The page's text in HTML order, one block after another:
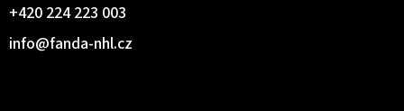
info@fanda-nhl.cz
+420 224 223 003